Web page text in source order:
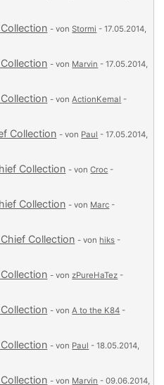
- vonStormi - 17.05.2014,
- von Marvin - 17.05.2014,
- vonActionKemal -
Collection - von Paul - 17.05.2014,
Collection - vonCroc -
Collection - von Marc -
Collection - von hiks -
- vonzPureHaTez -
- vonA to the K84 -
- von Paul - 18.05.2014,
- von Marvin - 09.06.2014,